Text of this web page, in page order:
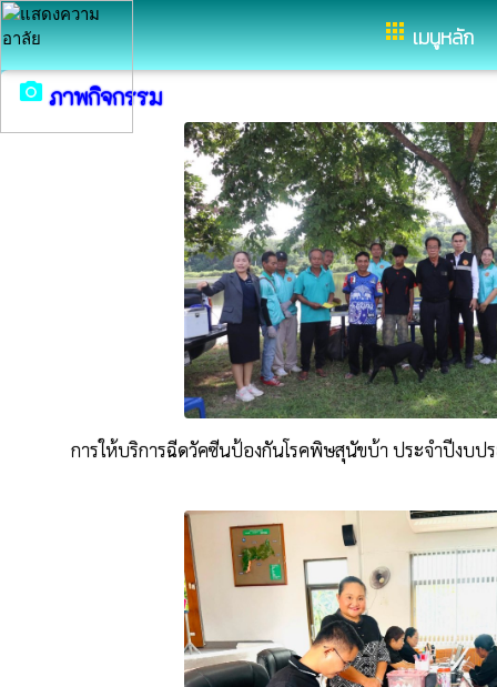
appsเมนูหลัก
อำเภอกุดบาก จังหวัดสกลนคร
camera_alt ภาพกิจกรรม
การให้บริการฉีดวัคซีนป้องกันโรคพิษสุนัขบ้า ประจำปีงบป